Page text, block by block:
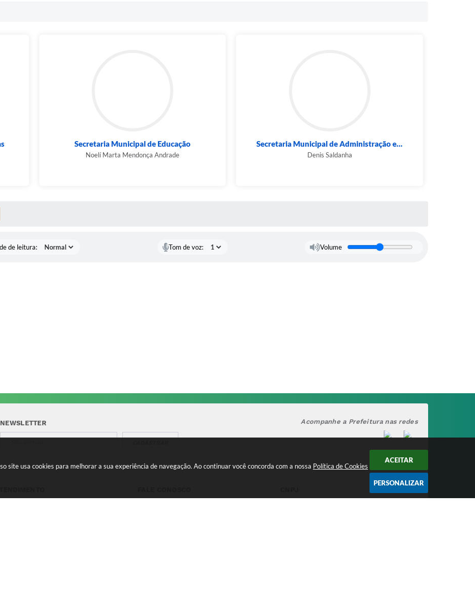
site usa cookies para melhorar a sua experiência de navegação. Ao continuar você concorda com a nossa Política de Cookies
ACEITAR
PERSONALIZAR
Secretaria Municipal de Educação
Noelí Marta Mendonça Andrade
Secretaria Municipal de Administração e...
Denis Saldanha
de leitura: Tom de voz: Volume
NEWSLETTER Acompanhe a Prefeitura nas redes
feira a Quinta 08:00 às
Telefone para contato: 17.888.090/0001-00